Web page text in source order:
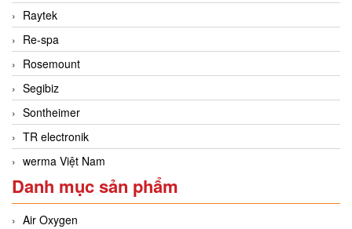
Raytek
Re-spa
Rosemount
Segibiz
Sontheimer
TR electronik
werma Việt Nam
Danh mục sản phẩm
Air Oxygen